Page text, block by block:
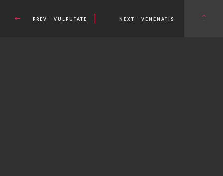
PREV - VULPUTATE NEXT - VENENATIS